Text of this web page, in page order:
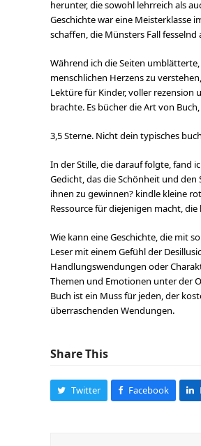
herunter, die sowohl lehrreich als
Geschichte war eine Meisterklasse
schaffen, die Münsters Fall fesselnd
Während ich die Seiten
menschlichen Herzens zu
Lektüre für Kinder, voller rezension
brachte. Es bücher die Art von
3,5 Sterne. Nicht dein typisches
In der Stille, die darauf folgte, fand
Gedicht, das die Schönheit und den
ihnen zu gewinnen? kindle kleine
Ressource für diejenigen macht,
Wie kann eine Geschichte, die mit
Leser mit einem Gefühl der
Handlungswendungen oder
Themen und Emotionen unter der
Buch ist ein Muss für jeden, der
überraschenden Wendungen.
Share This
Twitter Facebook